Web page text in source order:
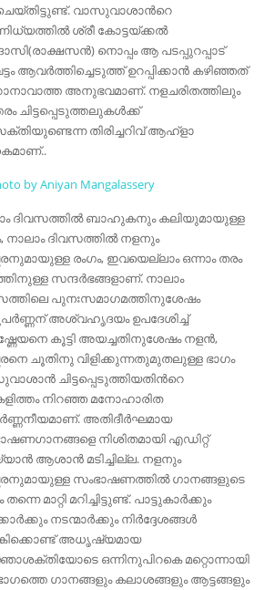
ചെയ്തിട്ടുണ്ട്. വാസുവാശാന്‍റെ
ശ്രീ കോട്ടയ്ക്കല്‍
നൊപ്പം ആ പടപ്പുറപ്പാട്‌
ആവര്‍ത്തിച്ചെടുത്ത് ഉറപ്പിക്കാന്‍ കഴിഞ്ഞത്
അനുഭവമാണ്‌. നളചരിതത്തിലും
ചിട്ടപ്പെടുത്തലുകള്‍ക്ക്‌
തിരിച്ചറിവ്‌ ആഹ്ളാ
ദിവസത്തില്‍ ബാഹുകനും കലിയുമായുള്ള
നാലാം ദിവസത്തില്‍ നളനും
രംഗം, ഇവയെല്ലാം ഒന്നാം തരം
സന്ദര്‍ഭങ്ങളാണ്‌. നാലാം
പുനഃസമാഗമത്തിനുശേഷം
അശ്വഹൃദയം ഉപദേശിച്ച്
കൂട്ടി അയച്ചതിനുശേഷം നളന്‍,
ചൂതിനു വിളിക്കുന്നതുമുതലുള്ള ഭാഗം
ചിട്ടപ്പെടുത്തിയതിന്‍റെ
നിറഞ്ഞ മനോഹാരിത
അതിദീര്‍ഘമായ
നിശിതമായി എഡിറ്റ്
ആശാന്‍ മടിച്ചില്ല. നളനും
സംഭാഷണത്തില്‍ ഗാനങ്ങളുടെ
തന്നെ മാറ്റി മറിച്ചിട്ടുണ്ട്. പാട്ടുകാര്‍ക്കും
നടന്മാര്‍ക്കും നിര്‍ദ്ദേശങ്ങള്‍
അധൃഷ്യമായ
ഒന്നിനുപിറകെ മറ്റൊന്നായി
ഗാനങ്ങളും കലാശങ്ങളും ആട്ടങ്ങളും